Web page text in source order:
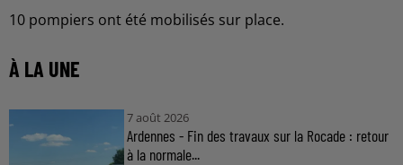
10 pompiers ont été mobilisés sur place.
À LA UNE
7 août 2026
Ardennes - Fin des travaux sur la Rocade : retour
à la normale...